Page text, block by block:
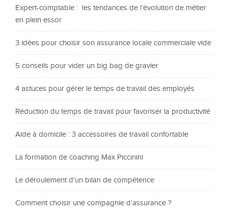
Expert-comptable : les tendances de l’évolution de métier
en plein essor
3 idées pour choisir son assurance locale commerciale vide
5 conseils pour vider un big bag de gravier
4 astuces pour gérer le temps de travail des employés
Réduction du temps de travail pour favoriser la productivité
Aide à domicile : 3 accessoires de travail confortable
La formation de coaching Max Piccinini
Le déroulement d'un bilan de compétence
Comment choisir une compagnie d’assurance ?